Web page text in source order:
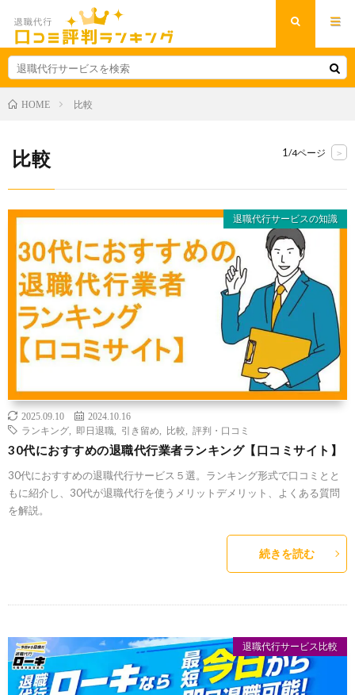
HOME 比較
比較 1 /4ページ >
退職代行サービスの知識
2025.09.10
2024.10.16
ランキング
即日退職 引き留め 比較 評判・口コミ
30代におすすめの退職代行業者ランキング【口コミサイト】
30代におすすめの退職代行サービス５選。ランキング形式で口コミとと
もに紹介し、30代が退職代行を使うメリットデメリット、よくある質問
を解説。
続きを読む
退職代行サービス比較